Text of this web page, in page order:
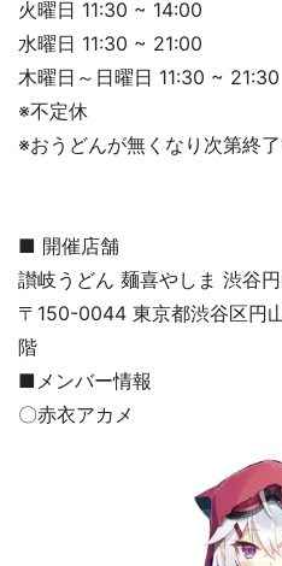
火曜日 11:30 ~ 14:00
水曜日 11:30 ~ 21:00
木曜日～日曜日 11:30 ~ 21:30
※不定休
※おうどんが無くなり次第終了
■ 開催店舗
讃岐うどん 麺喜やしま 渋谷
〒150-0044 東京都渋谷区円
階
■メンバー情報
〇赤衣アカメ